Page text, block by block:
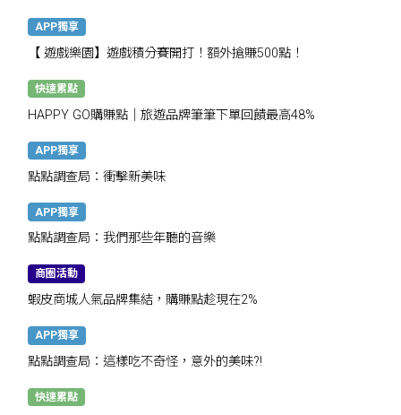
APP獨享
【 遊戲樂園】遊戲積分賽開打！額外搶賺500點！
快速累點
HAPPY GO購賺點｜旅遊品牌筆筆下單回饋最高48%
APP獨享
點點調查局：衝擊新美味
APP獨享
點點調查局：我們那些年聽的音樂
商圈活動
蝦皮商城人氣品牌集結，購賺點趁現在2%
APP獨享
點點調查局：這樣吃不奇怪，意外的美味?!
快速累點